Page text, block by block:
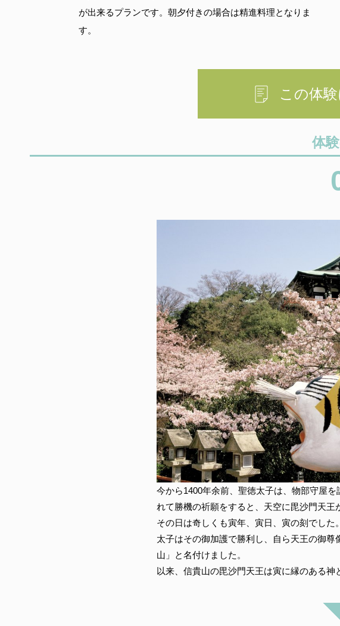
が出来るプランです。朝夕付きの場合は精進料理となりま
す。
この体
体
今から1400年余前、聖徳太子は、物部守屋
れて勝機の祈願をすると、天空に毘沙門天王
その日は奇しくも寅年、寅日、寅の刻でした。
太子はその御加護で勝利し、自ら天王の御
山」と名付けました。
以来、信貴山の毘沙門天王は寅に縁のある神